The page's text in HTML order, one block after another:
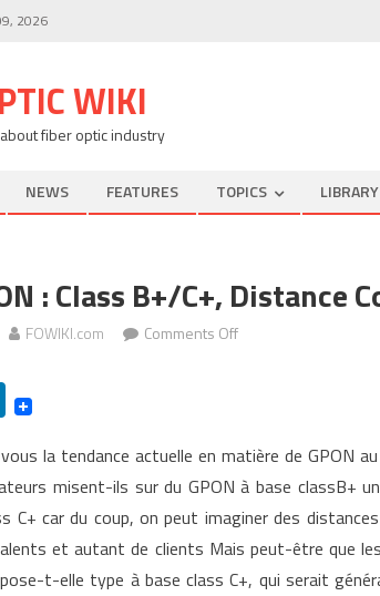
2026
WIKI
fiber optic industry
NEWS FEATURES TOPICS LIBRARY
: Class B+/C+, Distance
FOWIKI.com Comments Offon
Distance
Couplage
à
l’avenir
LinkedIn
la tendance actuelle en matière de GPON
misent-ils sur du GPON à base classB+
C+ car du coup, on peut imaginer des
et autant de clients Mais peut-être que
t-elle type à base class C+, qui serait